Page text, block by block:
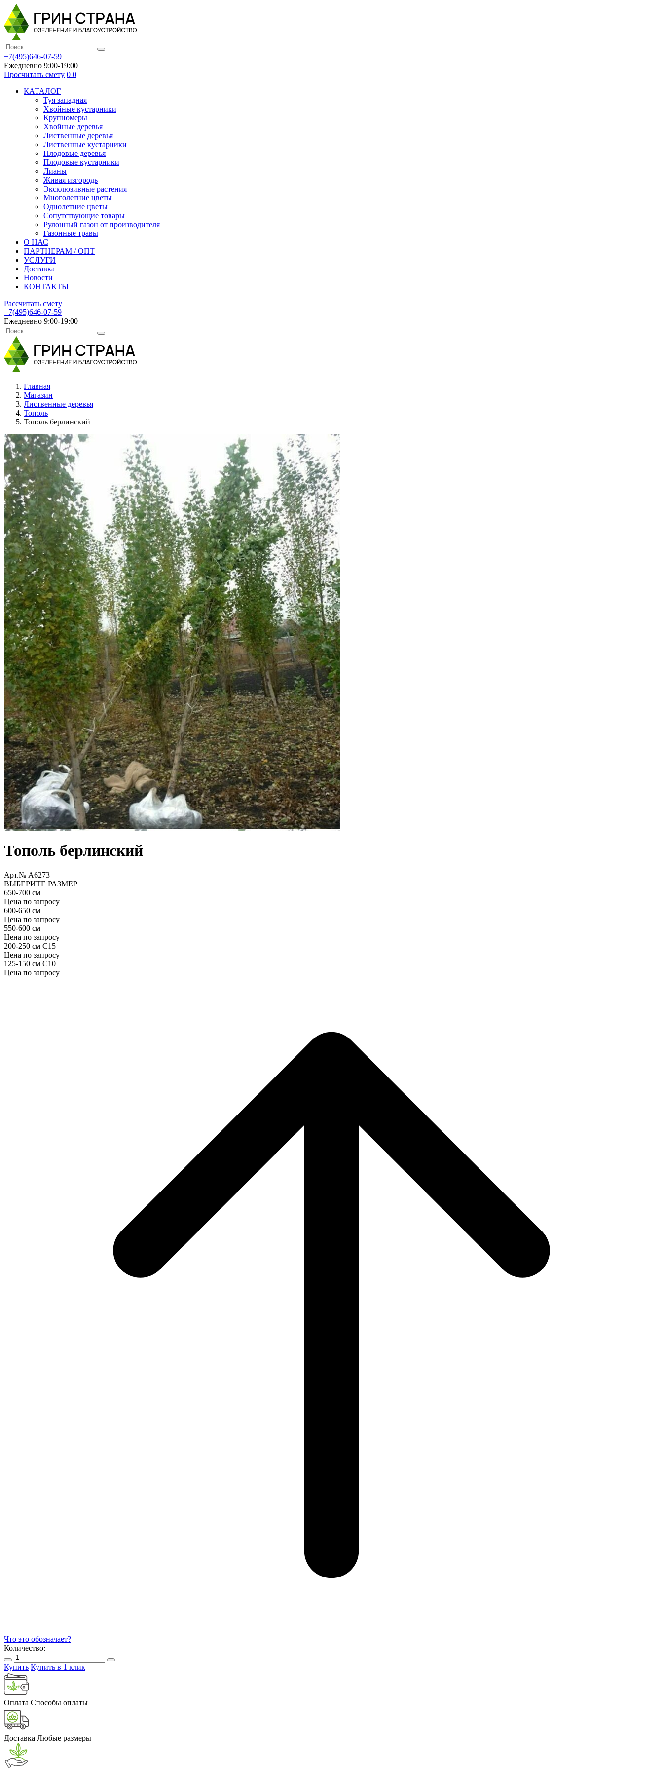
+7(495)646-07-59
Ежедневно 9:00-19:00
Просчитать смету 0 0
КАТАЛОГ
Туя западная
Хвойные кустарники
Крупномеры
Хвойные деревья
Лиственные деревья
Лиственные кустарники
Плодовые деревья
Плодовые кустарники
Лианы
Живая изгородь
Эксклюзивные растения
Многолетние цветы
Однолетние цветы
Сопутствующие товары
Рулонный газон от производителя
Газонные травы
О НАС
ПАРТНЕРАМ / ОПТ
УСЛУГИ
Доставка
Новости
КОНТАКТЫ
Рассчитать смету
+7(495)646-07-59
Ежедневно 9:00-19:00
Главная
Магазин
Лиственные деревья
Тополь
Тополь берлинский
Тополь берлинский
Арт.№ A6273
ВЫБЕРИТЕ РАЗМЕР
650-700 см
Цена по запросу
600-650 см
Цена по запросу
550-600 см
Цена по запросу
200-250 см С15
Цена по запросу
125-150 см С10
Цена по запросу
Что это обозначает?
Количество:
Купить Купить в 1 клик
Оплата Способы оплаты
Доставка Любые размеры